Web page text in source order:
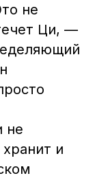
не
Ци, —
не
и